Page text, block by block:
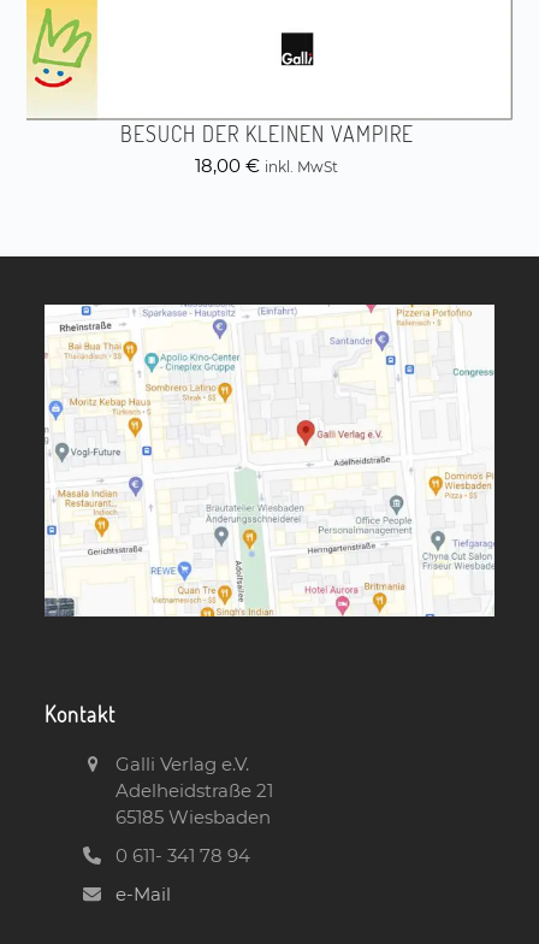
BESUCH DER KLEINEN VAMPIRE
18,00 € inkl. MwSt
Kontakt
Galli Verlag e.V.
Adelheidstraße 21
65185 Wiesbaden
0 611- 341 78 94
e-Mail